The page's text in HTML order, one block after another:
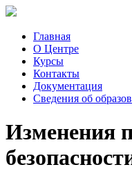
Главная
О Центре
Курсы
Контакты
Документация
Сведения об
Изменения